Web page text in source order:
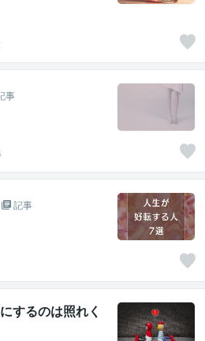
事
記事
するのは照れく